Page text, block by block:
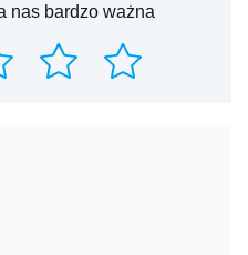
nas bardzo ważna